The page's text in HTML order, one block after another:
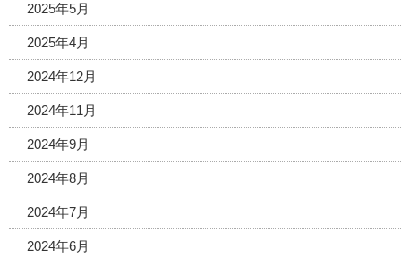
2025年5月
2025年4月
2024年12月
2024年11月
2024年9月
2024年8月
2024年7月
2024年6月